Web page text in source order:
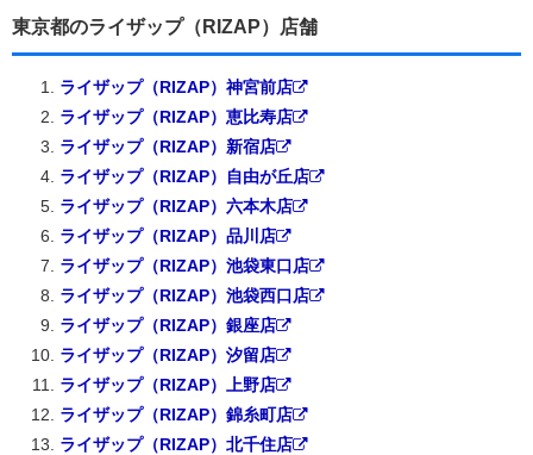
東京都のライザップ（RIZAP）店舗
ライザップ（RIZAP）神宮前店
ライザップ（RIZAP）恵比寿店
ライザップ（RIZAP）新宿店
ライザップ（RIZAP）自由が丘店
ライザップ（RIZAP）六本木店
ライザップ（RIZAP）品川店
ライザップ（RIZAP）池袋東口店
ライザップ（RIZAP）池袋西口店
ライザップ（RIZAP）銀座店
ライザップ（RIZAP）汐留店
ライザップ（RIZAP）上野店
ライザップ（RIZAP）錦糸町店
ライザップ（RIZAP）北千住店